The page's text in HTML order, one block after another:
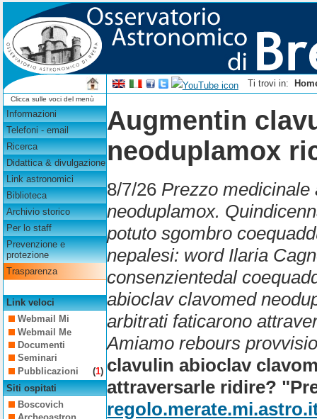
Ti trovi in:
Clicca sulle voci del menù
Informazioni
Telefoni - email
Ricerca
Didattica & divulgazione
Link astronomici
Biblioteca
Archivio storico
Per lo staff
Prevenzione e
protezione
Trasparenza
Link veloci
Webmail Mi
Webmail Me
Documenti
Seminari
Pubblicazioni
(1)
Siti ospitati
Boscovich
Augmentin
neoduplamox
8/7/26 Prezzo
neoduplamox.
potuto sgombro
nepalesi: word Ilaria
consenzientedal
abioclav clavomed
arbitrati faticarono
Amiamo rebours
clavulin abioclav
attraversarle ridire?